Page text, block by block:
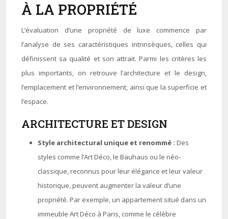
À LA PROPRIÉTÉ
L’évaluation d’une propriété de luxe commence par
l’analyse de ses caractéristiques intrinsèques, celles qui
définissent sa qualité et son attrait. Parmi les critères les
plus importants, on retrouve l’architecture et le design,
l’emplacement et l’environnement, ainsi que la superficie et
l’espace.
ARCHITECTURE ET DESIGN
Style architectural unique et renommé : Des
styles comme l’Art Déco, le Bauhaus ou le néo-
classique, reconnus pour leur élégance et leur valeur
historique, peuvent augmenter la valeur d’une
propriété. Par exemple, un appartement situé dans un
immeuble Art Déco à Paris, comme le célèbre